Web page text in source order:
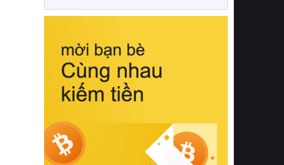
này, bạn sẽ cảm nhận rõ rệt sự khác
hồi chuẩn xác của phần đệm nâng đỡ
cột sống.
Bên cạnh đó, việc lựa chọn các dòng
sản phẩm đạt chuẩn chất lượng quốc
tế còn giúp ngăn ngừa tình trạng kích
khuẩn và nấm mốc trong điều kiện
thời tiết nóng ẩm. Bạn có thể tìm hiểu
thêm các nghiên cứu khoa học về tác
động của giấc ngủ và môi trường